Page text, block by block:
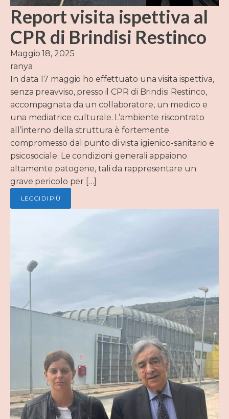
Report visita ispettiva al
CPR di Brindisi Restinco
Maggio 18, 2025
ranya
In data 17 maggio ho effettuato una visita ispettiva,
senza preavviso, presso il CPR di Brindisi Restinco,
accompagnata da un collaboratore, un medico e
una mediatrice culturale. L’ambiente riscontrato
all’interno della struttura è fortemente
compromesso dal punto di vista igienico-sanitario e
psicosociale. Le condizioni generali appaiono
altamente patogene, tali da rappresentare un
grave pericolo per […]
LEGGI DI PIÙ